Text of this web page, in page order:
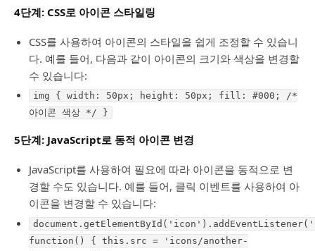
4단계: CSS로 아이콘 스타일링
CSS를 사용하여 아이콘의 스타일을 쉽게 조정할 수 있습니
다. 예를 들어, 다음과 같이 아이콘의 크기와 색상을 변경할
수 있습니다:
img { width: 50px; height: 50px; fill: #000; /*
아이콘 색상 */ }
5단계: JavaScript로 동적 아이콘 변경
JavaScript를 사용하여 필요에 따라 아이콘을 동적으로 변
경할 수도 있습니다. 예를 들어, 클릭 이벤트를 사용하여 아
이콘을 변경할 수 있습니다:
function() { this.src = 'icons/another-